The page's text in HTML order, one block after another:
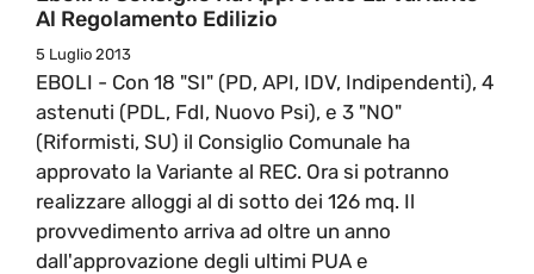
Al Regolamento Edilizio
5 Luglio 2013
EBOLI - Con 18 "SI" (PD, API, IDV, Indipendenti), 4
astenuti (PDL, FdI, Nuovo Psi), e 3 "NO"
(Riformisti, SU) il Consiglio Comunale ha
approvato la Variante al REC. Ora si potranno
realizzare alloggi al di sotto dei 126 mq. Il
provvedimento arriva ad oltre un anno
dall'approvazione degli ultimi PUA e